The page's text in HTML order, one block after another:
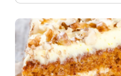
DRINKS
FRANGO